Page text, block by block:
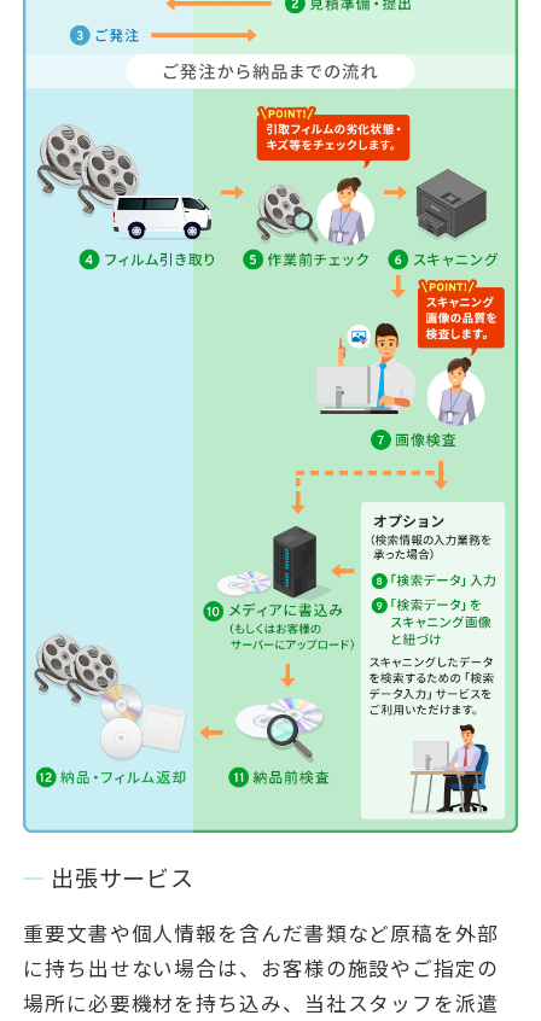
出張サービス
重要文書や個人情報を含んだ書類など原稿を外部
に持ち出せない場合は、お客様の施設やご指定の
場所に必要機材を持ち込み、当社スタッフを派遣